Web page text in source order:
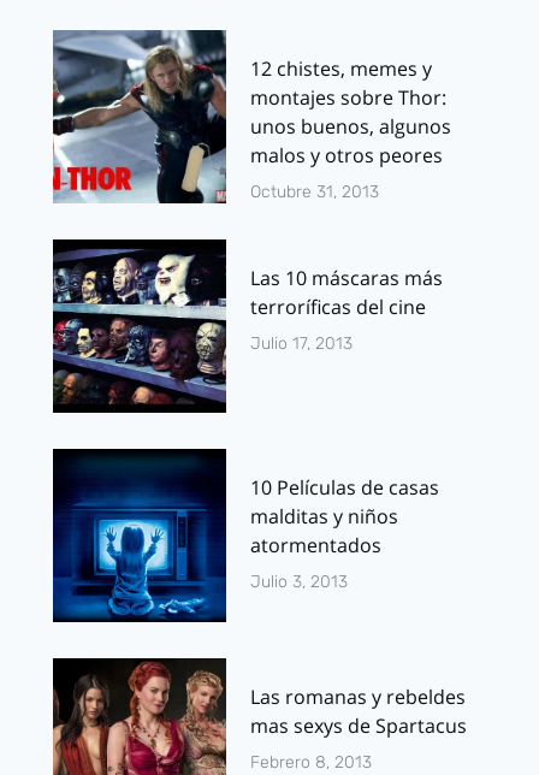
12 chistes, memes y
montajes sobre Thor:
unos buenos, algunos
malos y otros peores
Octubre 31, 2013
Las 10 máscaras más
terroríficas del cine
Julio 17, 2013
10 Películas de casas
malditas y niños
atormentados
Julio 3, 2013
Las romanas y rebeldes
mas sexys de Spartacus
Febrero 8, 2013